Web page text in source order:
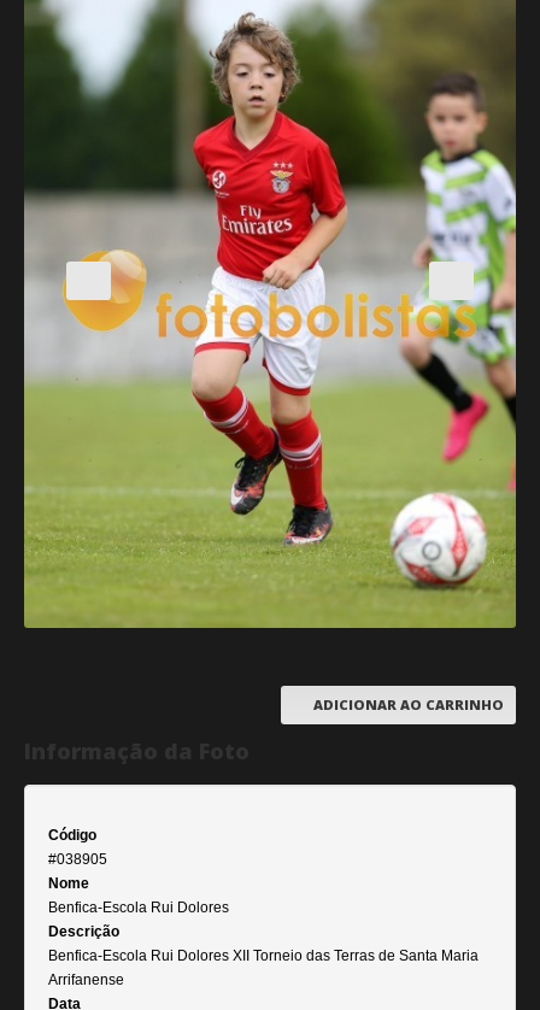
ADICIONAR AO CARRINHO
Código
#038905
Nome
Benfica-Escola Rui Dolores
Descrição
Benfica-Escola Rui Dolores XII Torneio das Terras de Santa Maria
Arrifanense
Data